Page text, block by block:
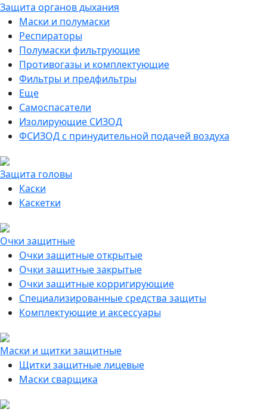
Защита органов дыхания
Маски и полумаски
Респираторы
Полумаски фильтрующие
Противогазы и комплектующие
Фильтры и предфильтры
Еще
Самоспасатели
Изолирующие СИЗОД
ФСИЗОД с принудительной подачей воздуха
Защита головы
Каски
Каскетки
Очки защитные
Очки защитные открытые
Очки защитные закрытые
Очки защитные корригирующие
Специализированные средства защиты
Комплектующие и аксессуары
Маски и щитки защитные
Щитки защитные лицевые
Маски сварщика